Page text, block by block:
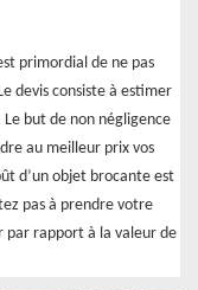
primordial de ne pas
devis consiste à estimer
but de non négligence
au meilleur prix vos
d’un objet brocante est
pas à prendre votre
par rapport à la valeur de